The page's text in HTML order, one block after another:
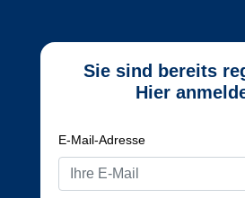
Sie sind bereits
Hier
E-Mail-Adresse